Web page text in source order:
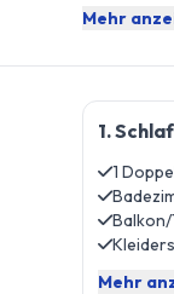
Mehr
1.
1
Mehr